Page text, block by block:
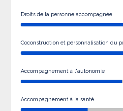
Droits de la personne accompagnée
Coconstruction et personnalisation du
Accompagnement à l'autonomie
Accompagnement à la santé